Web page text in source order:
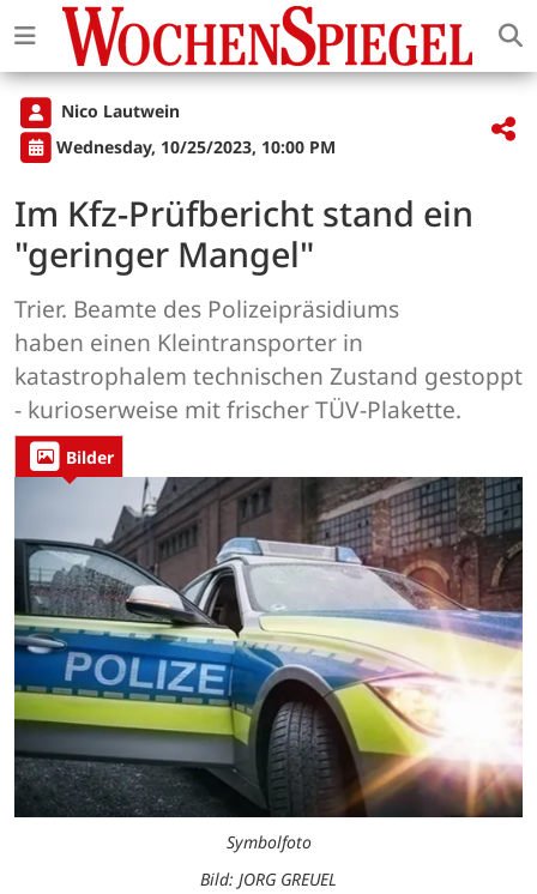
Nico Lautwein
Wednesday, 10/25/2023, 10:00 PM
Im Kfz-Prüfbericht stand ein
"geringer Mangel"
Trier. Beamte des Polizeipräsidiums
haben einen Kleintransporter in
katastrophalem technischen Zustand gestoppt
- kurioserweise mit frischer TÜV-Plakette.
Bilder
Symbolfoto
Bild: JORG GREUEL